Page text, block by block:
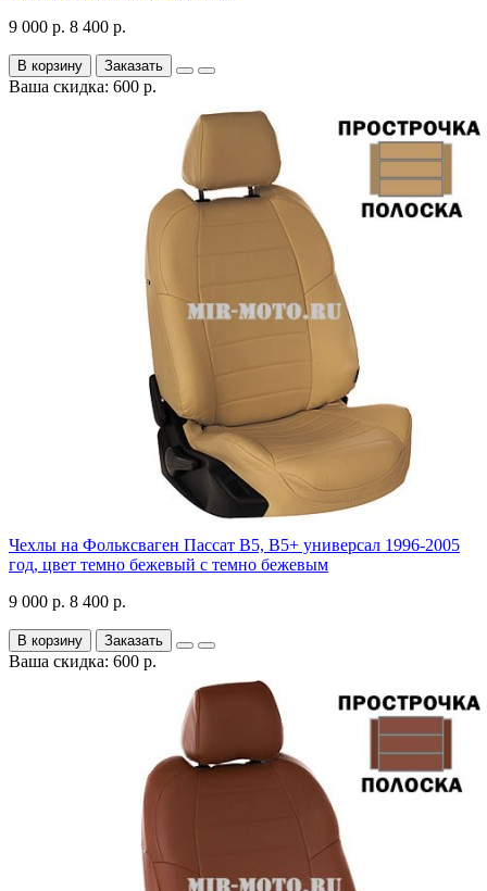
9 000 р. 8 400 р.
В корзину Заказать
Ваша скидка: 600 р.
Чехлы на Фольксваген Пассат В5, В5+ универсал 1996-2005
год, цвет темно бежевый с темно бежевым
9 000 р. 8 400 р.
В корзину Заказать
Ваша скидка: 600 р.